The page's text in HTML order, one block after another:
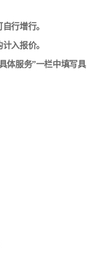
行增行。
入报价。
体服务”一栏中填写具